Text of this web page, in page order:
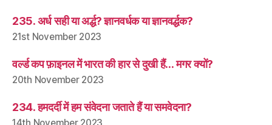
235. अर्ध सही या अर्द्ध? ज्ञानवर्धक या ज्ञानवर्द्धक?
21st November 2023
वर्ल्ड कप फ़ाइनल में भारत की हार से दुखी हैं… मगर क्यों?
20th November 2023
234. हमदर्दी में हम संवेदना जताते हैं या समवेदना?
14th November 2023